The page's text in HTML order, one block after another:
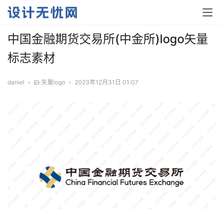
中国金融期货交易所(中金所)logo矢量
标志素材
daniel • 矢量logo • 2023年12月31日 01:07